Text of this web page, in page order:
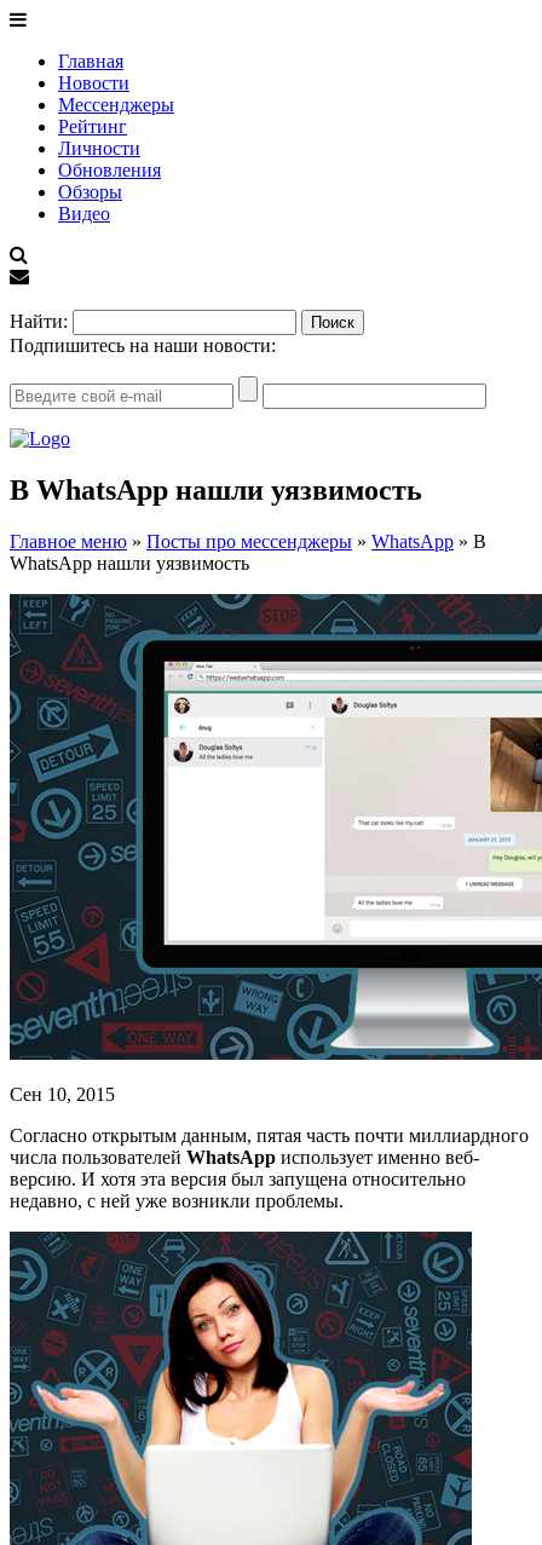
Главная
Новости
Мессенджеры
Рейтинг
Личности
Обновления
Обзоры
Видео
Найти:
Подпишитесь на наши новости:
В WhatsApp нашли уязвимость
Главное меню » Посты про мессенджеры » WhatsApp » В
WhatsApp нашли уязвимость
Сен 10, 2015
Согласно открытым данным, пятая часть почти миллиардного
числа пользователей WhatsApp использует именно веб-
версию. И хотя эта версия был запущена относительно
недавно, с ней уже возникли проблемы.